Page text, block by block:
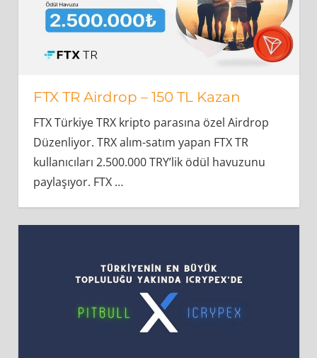
FTX TR Airdrop – 150 TL Kazan
FTX Türkiye TRX kripto parasına özel Airdrop
Düzenliyor. TRX alım-satım yapan FTX TR
kullanıcıları 2.500.000 TRY’lik ödül havuzunu
paylaşıyor. FTX …